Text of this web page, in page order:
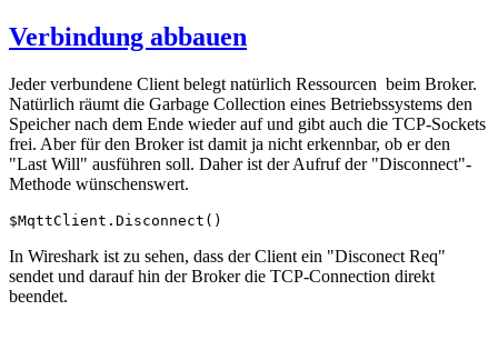
Verbindung abbauen
Jeder verbundene Client belegt natürlich Ressourcen beim Broker.
Natürlich räumt die Garbage Collection eines Betriebssystems den
Speicher nach dem Ende wieder auf und gibt auch die TCP-Sockets
frei. Aber für den Broker ist damit ja nicht erkennbar, ob er den
"Last Will" ausführen soll. Daher ist der Aufruf der "Disconnect"-
Methode wünschenswert.
$MqttClient.Disconnect()
In Wireshark ist zu sehen, dass der Client ein "Disconect Req"
sendet und darauf hin der Broker die TCP-Connection direkt
beendet.